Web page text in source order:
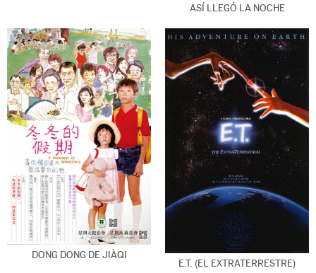
ASÍ LLEGÓ LA NOCHE
DONG DONG DE JIÀQI
E.T. (EL EXTRATERRESTRE)